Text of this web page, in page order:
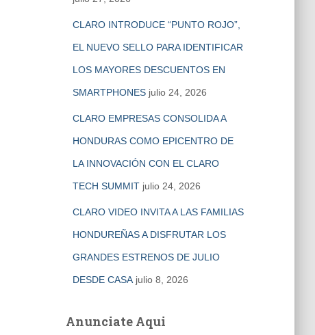
CLARO INTRODUCE “PUNTO ROJO”,
EL NUEVO SELLO PARA IDENTIFICAR
LOS MAYORES DESCUENTOS EN
SMARTPHONES julio 24, 2026
CLARO EMPRESAS CONSOLIDA A
HONDURAS COMO EPICENTRO DE
LA INNOVACIÓN CON EL CLARO
TECH SUMMIT julio 24, 2026
CLARO VIDEO INVITA A LAS FAMILIAS
HONDUREÑAS A DISFRUTAR LOS
GRANDES ESTRENOS DE JULIO
DESDE CASA julio 8, 2026
Anunciate Aqui